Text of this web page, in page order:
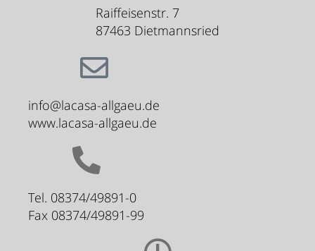
Raiffeisenstr. 7
87463 Dietmannsried
info@lacasa-allgaeu.de
www.lacasa-allgaeu.de
Tel. 08374/49891-0
Fax 08374/49891-99